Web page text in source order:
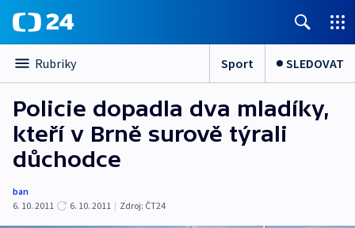
Rubriky Sport SLEDOVAT
Policie dopadla dva mladíky,
kteří v Brně surově týrali
důchodce
ban
6. 10. 2011
6. 10. 2011 | Zdroj: ČT24